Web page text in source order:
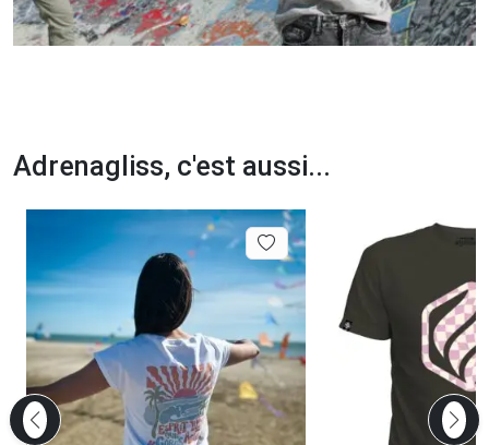
Adrenagliss, c'est aussi...